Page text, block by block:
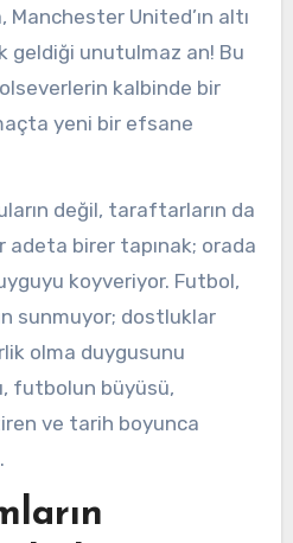
Manchester United’ın altı
geldiği unutulmaz an! Bu
kalbinde bir
yeni bir efsane
değil, taraftarların da
adeta birer tapınak; orada
koyveriyor. Futbol,
sunmuyor; dostluklar
olma duygusunu
futbolun büyüsü,
ve tarih boyunca